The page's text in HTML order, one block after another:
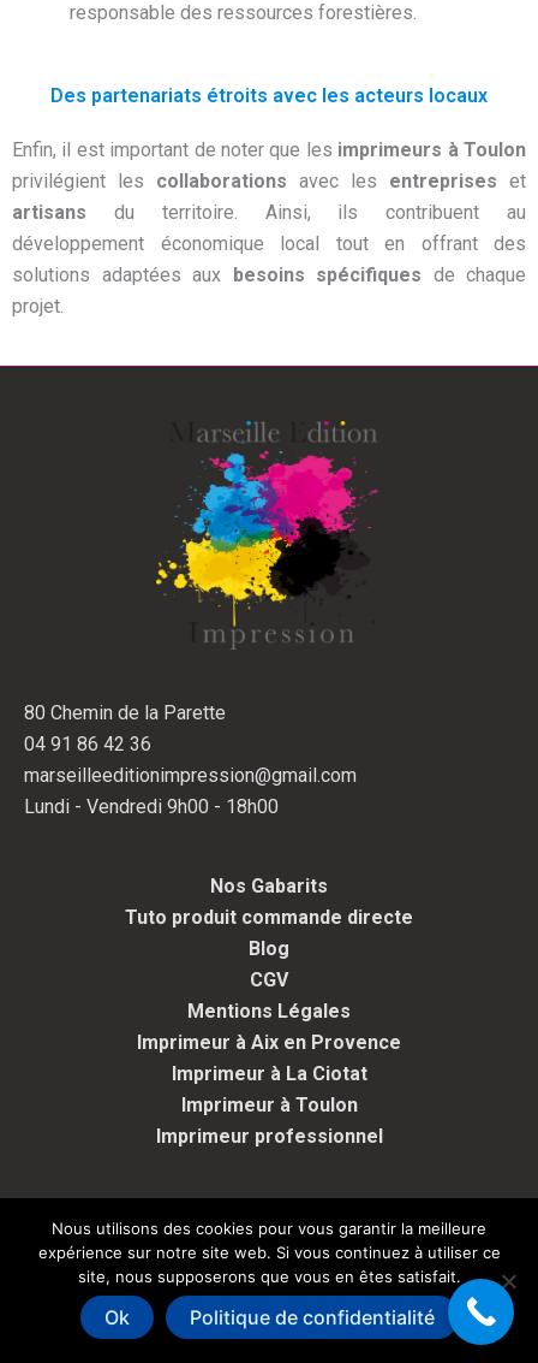
responsable des ressources forestières.
Des partenariats étroits avec les acteurs locaux
Enfin, il est important de noter que les imprimeurs à Toulon
privilégient les collaborations avec les entreprises et
artisans du territoire. Ainsi, ils contribuent au
développement économique local tout en offrant des
solutions adaptées aux
besoins spécifiques de chaque
projet.
80 Chemin de la Parette
04 91 86 42 36
marseilleeditionimpression@gmail.com
Lundi - Vendredi 9h00 - 18h00
Nos Gabarits
Tuto produit commande directe
Blog
CGV
Mentions Légales
Imprimeur à Aix en Provence
Imprimeur à La Ciotat
Imprimeur à Toulon
Imprimeur professionnel
Copyright Marseille Edition Impression - Tous droits réservés -
2026
Nous utilisons des cookies pour vous garantir la meilleure
expérience sur notre site web. Si vous continuez à utiliser ce
site, nous supposerons que vous en êtes satisfait.
Ok Politique de confidentialité